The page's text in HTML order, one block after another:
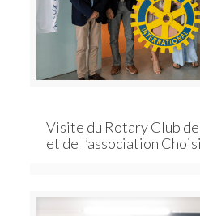
Visite du Rotary Club
et de l’association